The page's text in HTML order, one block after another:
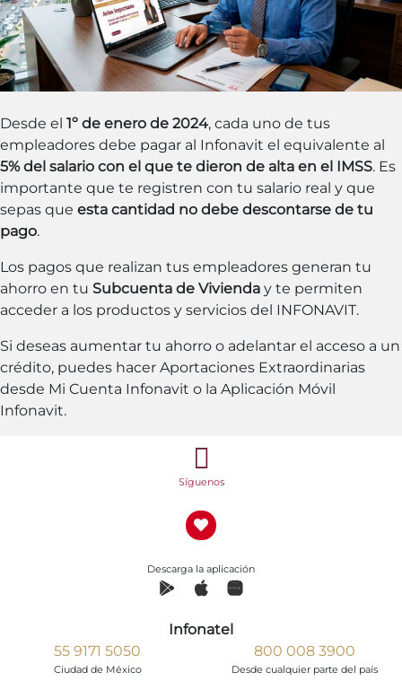
Desde el 1º de enero de 2024, cada uno de tus
empleadores debe pagar al Infonavit el equivalente al
5% del salario con el que te dieron de alta en el IMSS. Es
importante que te registren con tu salario real y que
sepas que esta cantidad no debe descontarse de tu
pago.
Los pagos que realizan tus empleadores generan tu
ahorro en tu Subcuenta de Vivienda y te permiten
acceder a los productos y servicios del INFONAVIT.
Si deseas aumentar tu ahorro o adelantar el acceso a un
crédito, puedes hacer Aportaciones Extraordinarias
desde Mi Cuenta Infonavit o la Aplicación Móvil
Infonavit.
Síguenos
Descarga la aplicación
Infonatel
55 9171 5050
Ciudad de México
800 008 3900
Desde cualquier parte del país